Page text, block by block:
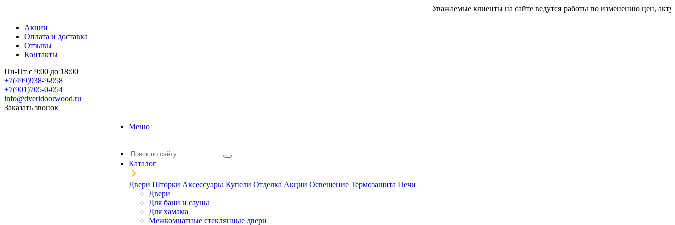
Уважаемые клиенты на сайте ведутся работы по изменению цен, актуальную
Акции
Оплата и доставка
Отзывы
Контакты
Пн-Пт с 9:00 до 18:00
+7(499)938-9-958
+7(901)705-0-054
info@dveridoorwood.ru
Заказать звонок
Меню
Каталог
Двери Шторки Аксессуары Купели Отделка Акции Освещение Термозащита Печи
Двери
Для бани и сауны
Для хамама
Межкомнатные стеклянные двери